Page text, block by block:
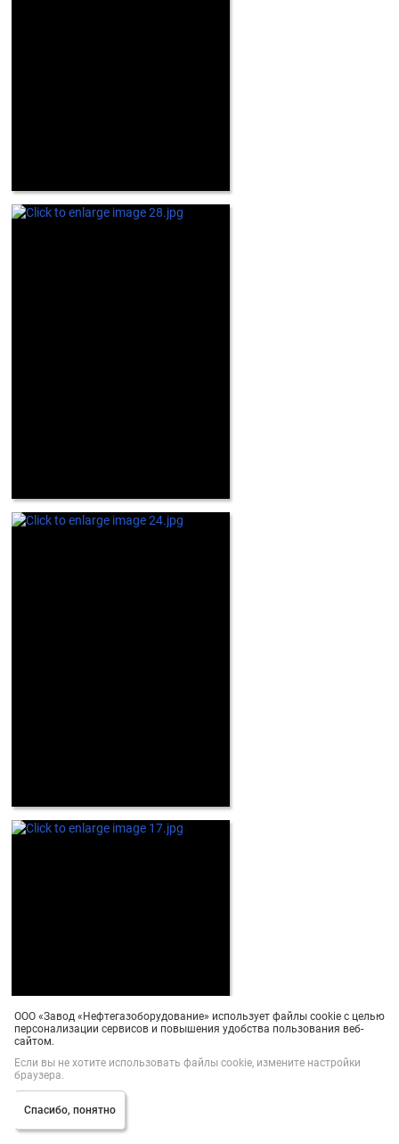
ООО «Завод «Нефтегазоборудование» использует файлы cookie с целью
персонализации сервисов и повышения удобства пользования веб-
сайтом.
Если вы не хотите использовать файлы cookie, измените настройки
браузера.
Спасибо, понятно